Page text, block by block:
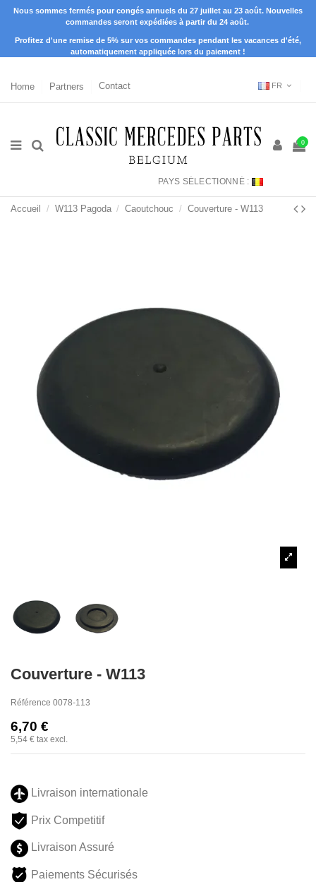
Nous sommes fermés pour congés annuels du 27 juillet au 23 août. Nouvelles
commandes seront expédiées à partir du 24 août.
Profitez d'une remise de 5% sur vos commandes pendant les vacances d'été,
automatiquement appliquée lors du paiement !
Home Partners Contact FR
0
PAYS SÉLECTIONNÉ :
Accueil W113 Pagoda Caoutchouc Couverture - W113
Couverture - W113
Référence 0078-113
6,70 €
5,54 € tax excl.
Livraison internationale
Prix Competitif
Livraison Assuré
Paiements Sécurisés